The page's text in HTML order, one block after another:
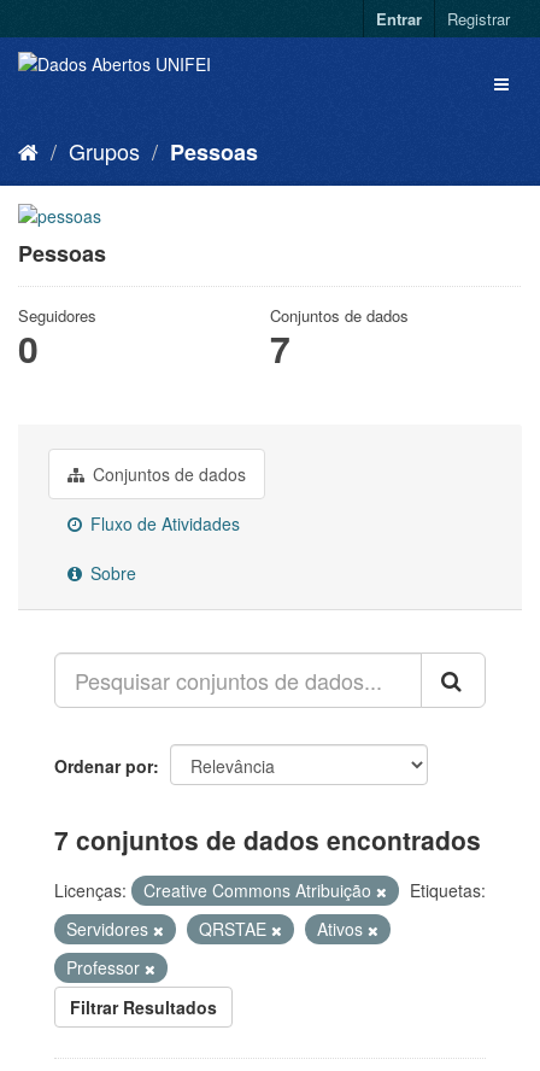
Entrar Registrar
Grupos Pessoas
Pessoas
Seguidores
0
Conjuntos de dados
7
Conjuntos de dados
Fluxo de Atividades
Sobre
Ordenar por
7 conjuntos de dados encontrados
Licenças: Creative Commons Atribuição
Etiquetas:
Servidores
QRSTAE
Ativos
Professor
Filtrar Resultados